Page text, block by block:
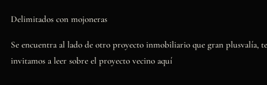
Delimitados con mojoneras
Se encuentra al lado de otro proyecto inmobiliario que gran plusvalía, te
invitamos a leer sobre el proyecto vecino aquí